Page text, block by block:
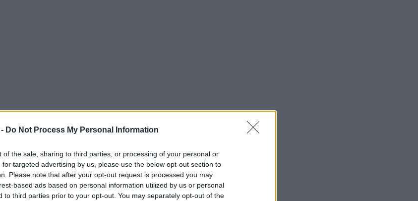
Do Not Process My Personal Information
of the sale, sharing to third parties, or processing of your personal or
targeted advertising by us, please use the below opt-out section to
Please note that after your opt-out request is processed you may
based ads based on personal information utilized by us or personal
to third parties prior to your opt-out. You may separately opt-out of the